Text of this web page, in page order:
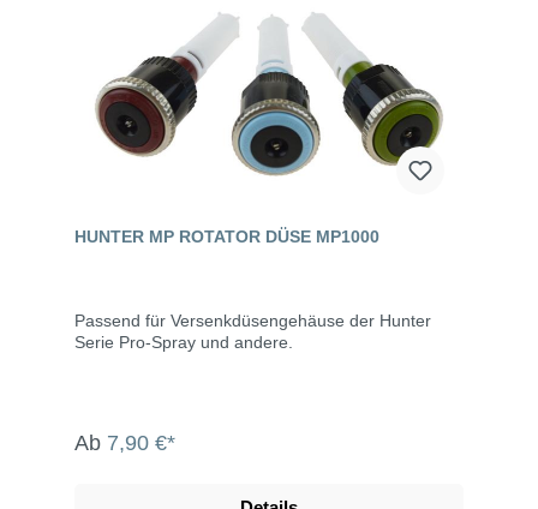
HUNTER MP ROTATOR DÜSE MP1000
Passend für Versenkdüsengehäuse der Hunter
Serie Pro-Spray und andere.
Ab 7,90 €*